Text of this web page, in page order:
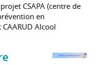
CSAPA (centre de
en
Alcool